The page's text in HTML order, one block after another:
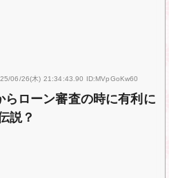
06/26(木) 21:34:43.90 ID:MVpGoKw60
ローン審査の時に有利に
説？